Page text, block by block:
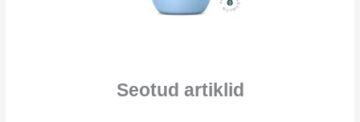
Seotud artiklid